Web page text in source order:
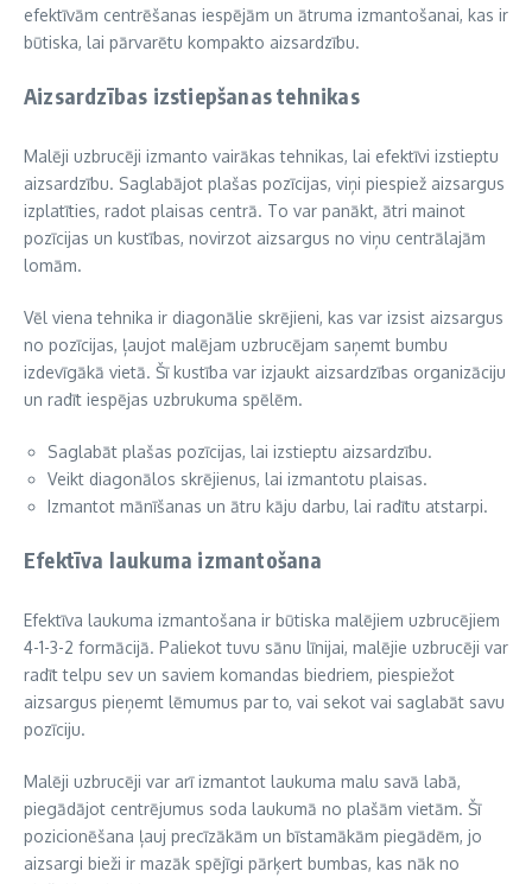
efektīvām centrēšanas iespējām un ātruma izmantošanai, kas ir
būtiska, lai pārvarētu kompakto aizsardzību.
Aizsardzības izstiepšanas tehnikas
Malēji uzbrucēji izmanto vairākas tehnikas, lai efektīvi izstieptu
aizsardzību. Saglabājot plašas pozīcijas, viņi piespiež aizsargus
izplatīties, radot plaisas centrā. To var panākt, ātri mainot
pozīcijas un kustības, novirzot aizsargus no viņu centrālajām
lomām.
Vēl viena tehnika ir diagonālie skrējieni, kas var izsist aizsargus
no pozīcijas, ļaujot malējam uzbrucējam saņemt bumbu
izdevīgākā vietā. Šī kustība var izjaukt aizsardzības organizāciju
un radīt iespējas uzbrukuma spēlēm.
Saglabāt plašas pozīcijas, lai izstieptu aizsardzību.
Veikt diagonālos skrējienus, lai izmantotu plaisas.
Izmantot mānīšanas un ātru kāju darbu, lai radītu atstarpi.
Efektīva laukuma izmantošana
Efektīva laukuma izmantošana ir būtiska malējiem uzbrucējiem
4-1-3-2 formācijā. Paliekot tuvu sānu līnijai, malējie uzbrucēji var
radīt telpu sev un saviem komandas biedriem, piespiežot
aizsargus pieņemt lēmumus par to, vai sekot vai saglabāt savu
pozīciju.
Malēji uzbrucēji var arī izmantot laukuma malu savā labā,
piegādājot centrējumus soda laukumā no plašām vietām. Šī
pozicionēšana ļauj precīzākām un bīstamākām piegādēm, jo
aizsargi bieži ir mazāk spējīgi pārķert bumbas, kas nāk no